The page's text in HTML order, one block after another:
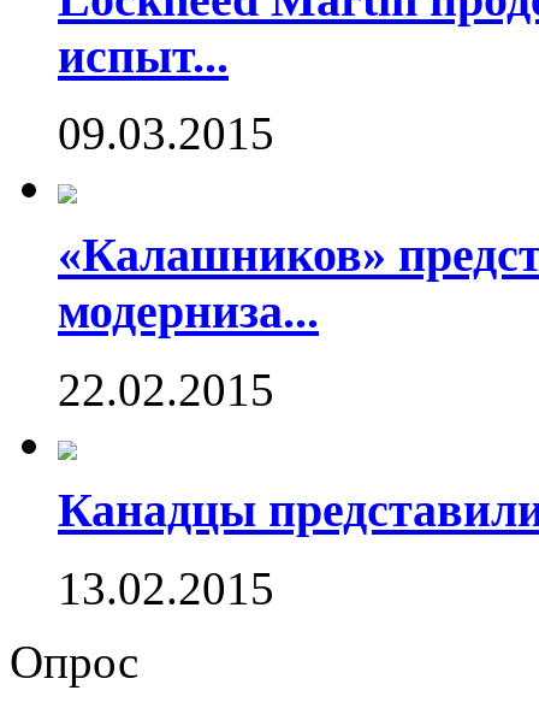
испыт...
09.03.2015
«Калашников»
модерниза...
22.02.2015
Канадцы
13.02.2015
Опрос